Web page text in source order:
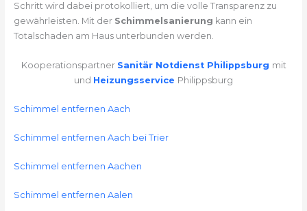
Schritt wird dabei protokolliert, um die volle Transparenz zu
gewährleisten. Mit der Schimmelsanierung kann ein
Totalschaden am Haus unterbunden werden.
Kooperationspartner Sanitär Notdienst Philippsburg mit
und Heizungsservice Philippsburg
Schimmel entfernen Aach
Schimmel entfernen Aach bei Trier
Schimmel entfernen Aachen
Schimmel entfernen Aalen